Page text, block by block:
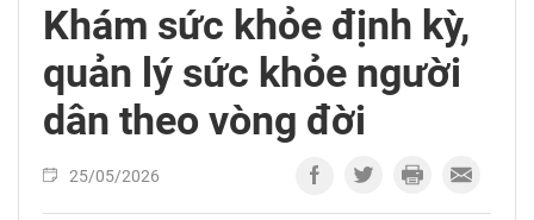
Khám sức khỏe định kỳ,
quản lý sức khỏe người
dân theo vòng đời
25/05/2026